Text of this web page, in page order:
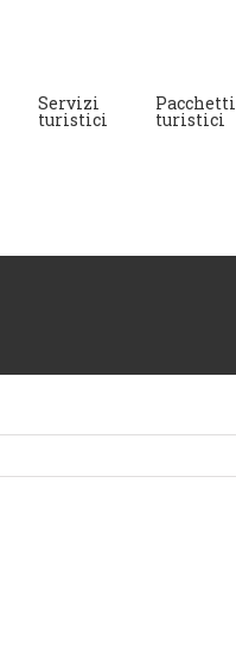
Servizi
turistici
Pacchetti
turistici